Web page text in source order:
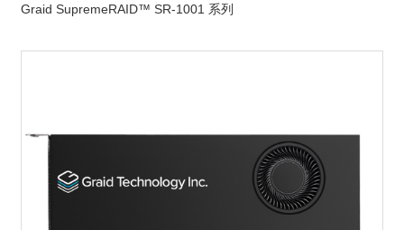
Graid SupremeRAID™ SR-1001 系列